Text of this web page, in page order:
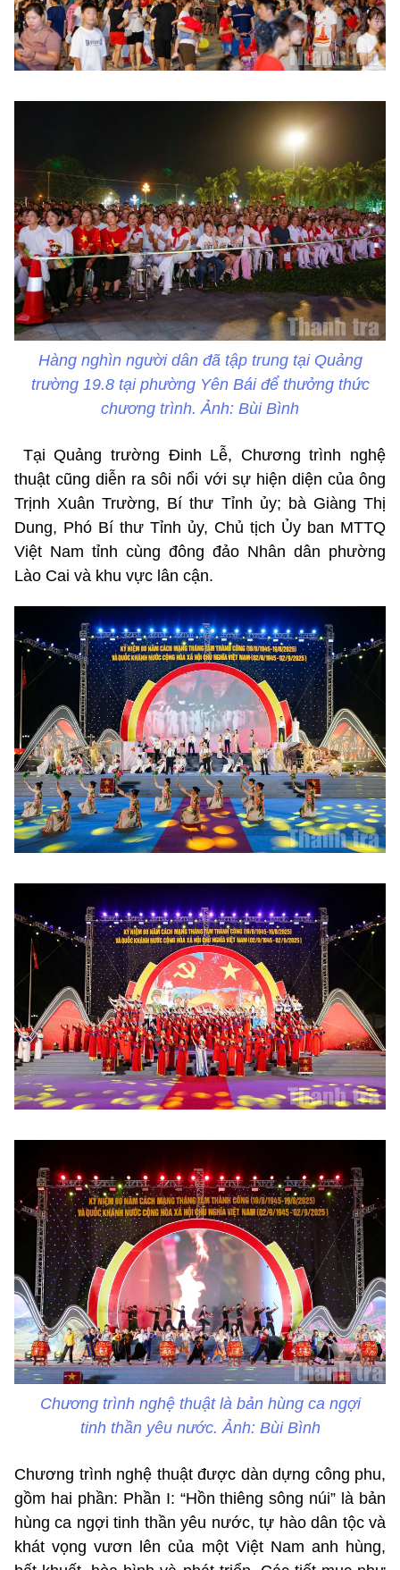
Hàng nghìn người dân đã tập trung tại Quảng
trường 19.8 tại phường Yên Bái để thưởng thức
chương trình. Ảnh: Bùi Bình
Tại Quảng trường Đinh Lễ, Chương trình nghệ
thuật cũng diễn ra sôi nổi với sự hiện diện của ông
Trịnh Xuân Trường, Bí thư Tỉnh ủy; bà Giàng Thị
Dung, Phó Bí thư Tỉnh ủy, Chủ tịch Ủy ban MTTQ
Việt Nam tỉnh cùng đông đảo Nhân dân phường
Lào Cai và khu vực lân cận.
Chương trình nghệ thuật là bản hùng ca ngợi
tinh thần yêu nước. Ảnh: Bùi Bình
Chương trình nghệ thuật được dàn dựng công phu,
gồm hai phần: Phần I: “Hồn thiêng sông núi” là bản
hùng ca ngợi tinh thần yêu nước, tự hào dân tộc và
khát vọng vươn lên của một Việt Nam anh hùng,